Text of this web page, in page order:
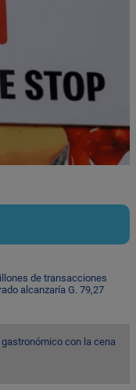
de transacciones
alcanzaría G. 79,27
con la cena